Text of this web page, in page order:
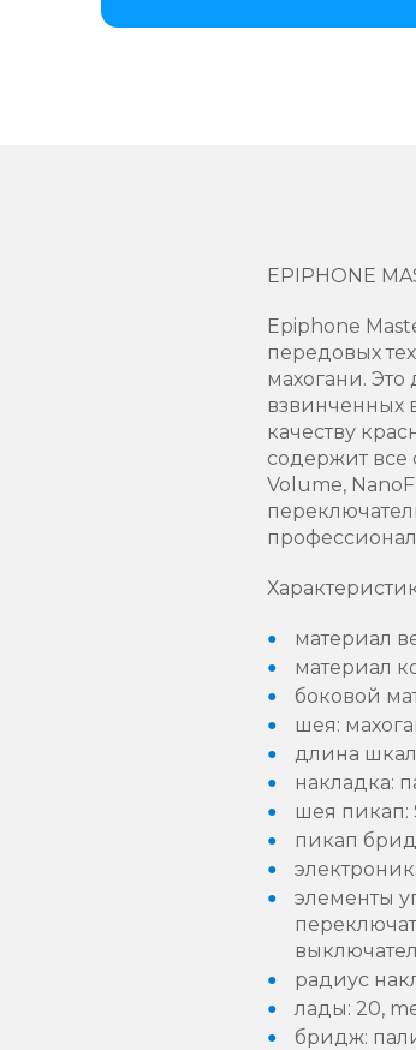
EPIPHONE
Epiphone
передовых
махогани. Это
взвинченных
качеству
содержит все
Volume,
материал
материал
боковой
шея:
длина
накладка:
шея пикап:
пикап
элементы
радиус
лады: 20,
бридж: